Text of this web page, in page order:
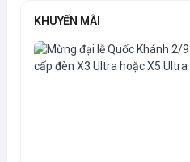
KHUYẾN MÃI